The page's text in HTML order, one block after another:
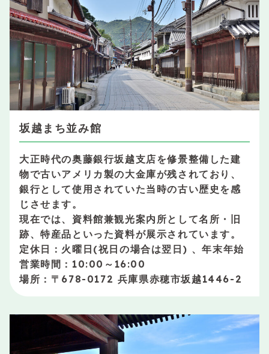
坂越まち並み館
大正時代の奥藤銀行坂越支店を修景整備した建
物で古いアメリカ製の大金庫が残されており、
銀行として使用されていた当時の古い歴史を感
じさせます。
現在では、資料館兼観光案内所として名所・旧
跡、特産品といった資料が展示されています。
定休日：火曜日(祝日の場合は翌日) 、年末年始
営業時間：10:00～16:00
場所：〒678-0172 兵庫県赤穂市坂越1446-2